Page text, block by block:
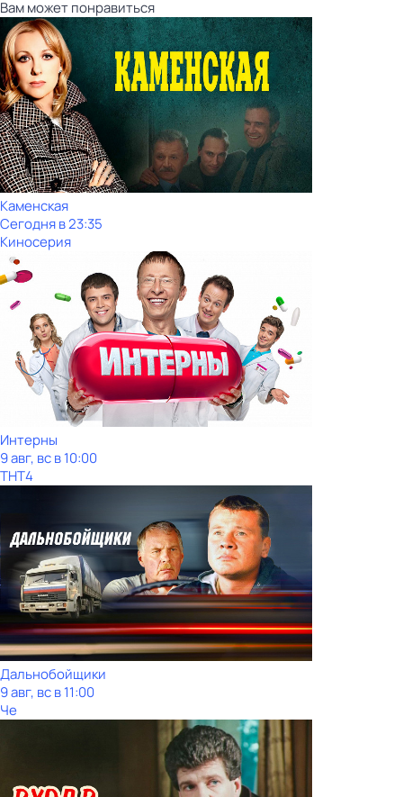
Вам может понравиться
Каменская
Сегодня в 23:35
Киносерия
Интерны
9 авг, вс в 10:00
ТНТ4
Дальнобойщики
9 авг, вс в 11:00
Че